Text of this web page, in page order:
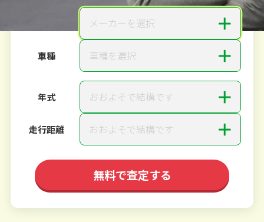
メーカーを選択 ＋
車種 車種を選択 ＋
年式 おおよそで結構です ＋
走行距離 おおよそで結構です ＋
無料で査定する